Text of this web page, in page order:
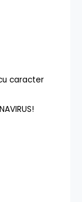
caracter